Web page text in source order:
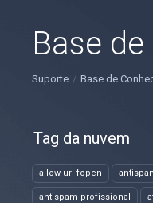
Base
Suporte Base de
Tag da nuvem
allow url fopen
antispam profissional